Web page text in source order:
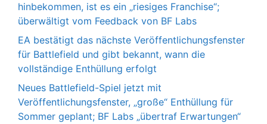
hinbekommen, ist es ein „riesiges Franchise“;
überwältigt vom Feedback von BF Labs
EA bestätigt das nächste Veröffentlichungsfenster
für Battlefield und gibt bekannt, wann die
vollständige Enthüllung erfolgt
Neues Battlefield-Spiel jetzt mit
Veröffentlichungsfenster, „große“ Enthüllung für
Sommer geplant; BF Labs „übertraf Erwartungen“